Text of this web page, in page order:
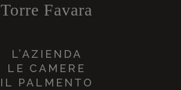
Torre Favara
L’AZIENDA
LE CAMERE
IL PALMENTO